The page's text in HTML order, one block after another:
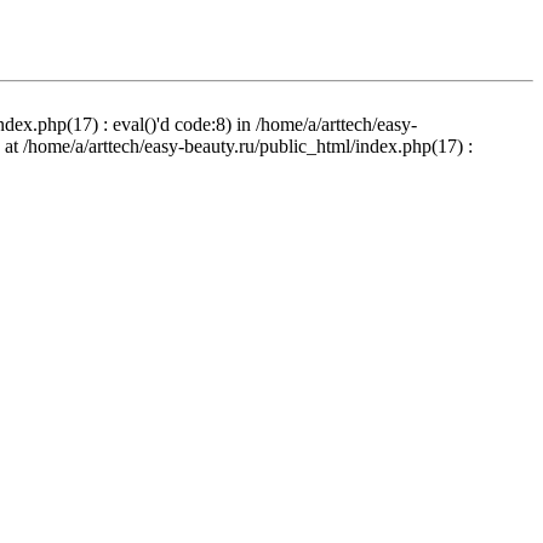
: eval()'d code:8) in /home/a/arttech/easy-
/home/a/arttech/easy-beauty.ru/public_html/index.php(17) :